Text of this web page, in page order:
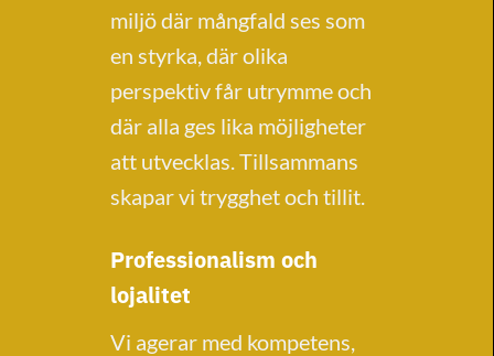
miljö där mångfald ses som
en styrka, där olika
perspektiv får utrymme och
där alla ges lika möjligheter
att utvecklas. Tillsammans
skapar vi trygghet och tillit.
Professionalism och
lojalitet
Vi agerar med kompetens,